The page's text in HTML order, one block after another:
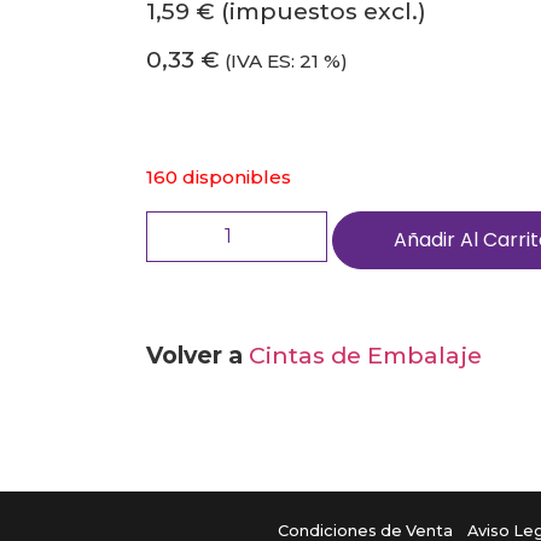
1,59 € (impuestos excl.)
0,33 € (IVA ES: 21 %)
160 disponibles
Añadir Al
Volver a Cintas de Embalaje
Condiciones de Venta Aviso